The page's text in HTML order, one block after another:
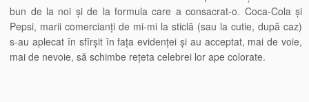
bun de la noi și de la formula care a consacrat-o. Coca-Cola și
Pepsi, marii comercianți de mi-mi la sticlă (sau la cutie, după caz)
s-au aplecat în sfîrșit în fața evidenței și au acceptat, mai de voie,
mai de nevoie, să schimbe rețeta celebrei lor ape colorate.